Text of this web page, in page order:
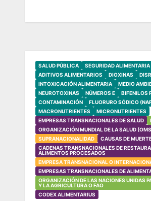
SALUD PÚBLICA SEGURIDAD ALIMENTARIA
ADITIVOS ALIMENTARIOS
DIOXINAS
INTOXICACIÓN ALIMENTARIA
MEDIO
NEUROTOXINAS
NÚMEROS E
BIFENILOS
CONTAMINACIÓN
FLUORURO SÓDICO
MACRONUTRIENTES
MICRONUTRIENTES
EMPRESAS TRANSNACIONALES DE SALUD
ORGANIZACIÓN MUNDIAL DE LA SALUD
SUPRANACIONALIDAD
CAUSAS DE
CADENAS TRANSNACIONALES DE
ALIMENTOS PROCESADOS
EMPRESA TRANSNACIONAL O
EMPRESAS TRANSNACIONALES DE
ORGANIZACIÓN DE LAS NACIONES UNIDAS
Y LA AGRICULTURA O FAO
CODEX ALIMENTARIUS